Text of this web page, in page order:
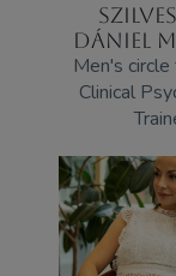
DÁNIEL
Men's
Clinical